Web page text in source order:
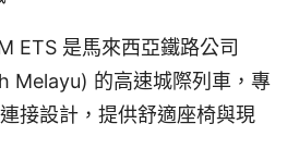
ETS 是馬來西亞鐵路公司
Melayu) 的高速城際列車，專
接設計，提供舒適座椅與現